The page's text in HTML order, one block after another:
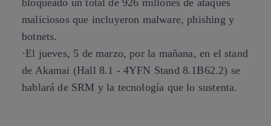
bloqueado un total de 926 millones de ataques
maliciosos que incluyeron malware, phishing y
botnets.
·El jueves, 5 de marzo, por la mañana, en el stand
de Akamai (Hall 8.1 - 4YFN Stand 8.1B62.2) se
hablará de SRM y la tecnología que lo sustenta.